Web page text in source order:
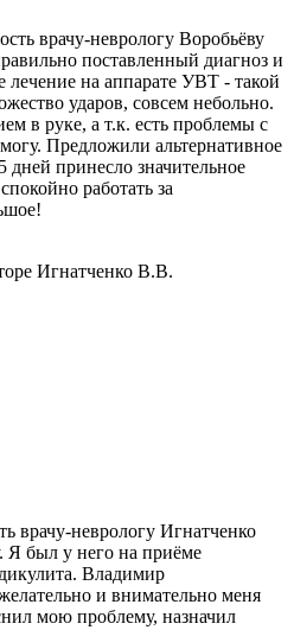
врачу-неврологу Воробьёву
поставленный диагноз и
лечение на аппарате УВТ - такой
ударов, совсем небольно.
в руке, а т.к. есть проблемы с
Предложили альтернативное
дней принесло значительное
работать за
Игнатченко В.В.
врачу-неврологу Игнатченко
был у него на приёме
Владимир
и внимательно меня
мою проблему, назначил